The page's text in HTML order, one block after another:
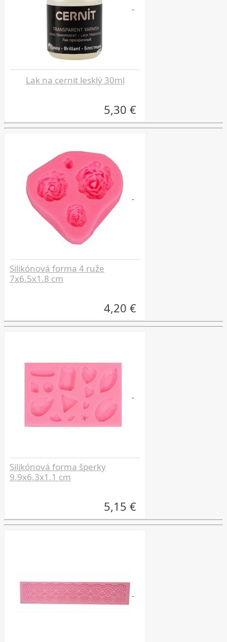
Lak na cernit lesklý 30ml
5,30 €
Silikónová forma 4 ruže
7x6.5x1.8 cm
4,20 €
Silikónová forma šperky
9.9x6.3x1.1 cm
5,15 €